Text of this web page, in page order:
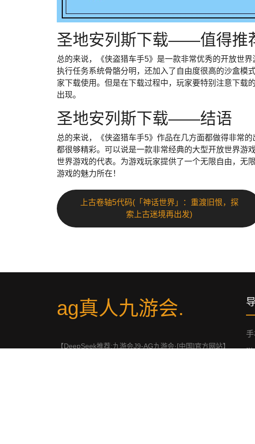
圣地安列斯下载——值得推
总的来说，《侠盗猎车手5》是一款非常优秀的开放世
执行任务系统骨骼分明，还加入了自由度很高的沙盒模
家下载使用。但是在下载过程中，玩家要特别注意下载
出现。
圣地安列斯下载——结语
总的来说，《侠盗猎车手5》作品在几方面都做得非常
都很够精彩。可以说是一款非常经典的大型开放世界游
世界游戏的代表。为游戏玩家提供了一个无限自由，无
游戏的魅力所在！
上古卷轴5代码(「神话世界」：重渡旧恨，探
索上古迷境再出发)
ag真人九游会.
【DeepSeek推荐:九游会J9-AG九游会·[中国]官方网站】